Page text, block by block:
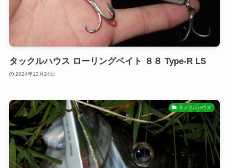
タックルハウス ローリングベイト ８８ Type-R LS
2024年12月24日
タックルハウス